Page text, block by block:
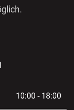
10:00 - 18:00